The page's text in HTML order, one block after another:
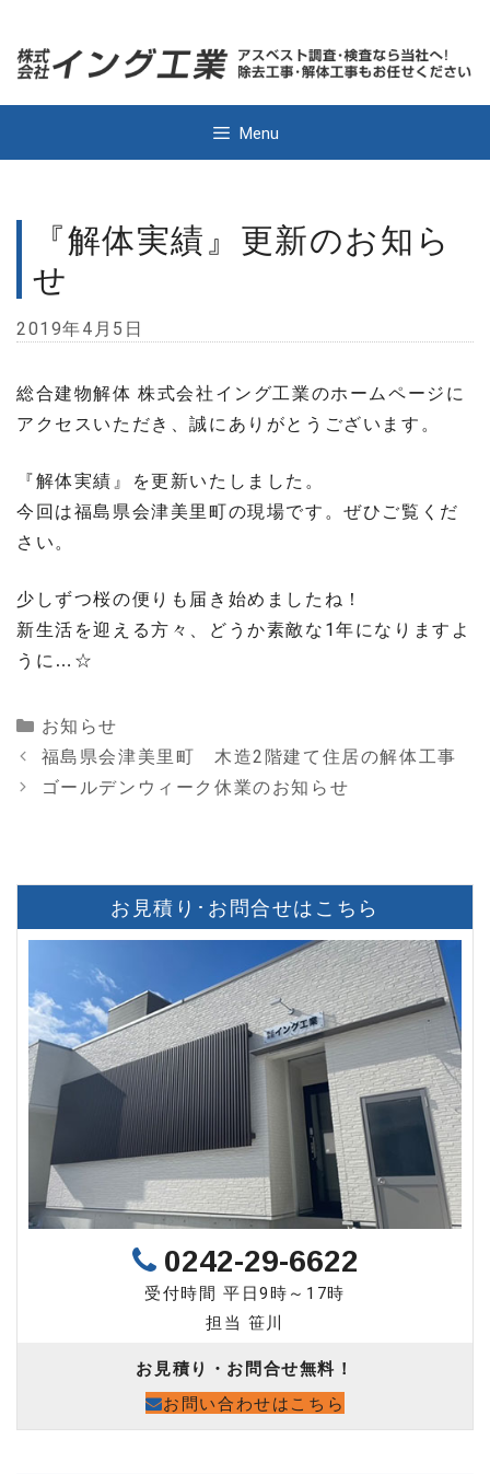
content
Menu
『解体実績』更新のお知ら
せ
2019年4月5日
総合建物解体 株式会社イング工業のホームページに
アクセスいただき、誠にありがとうございます。
『解体実績』を更新いたしました。
今回は福島県会津美里町の現場です。ぜひご覧くだ
さい。
少しずつ桜の便りも届き始めましたね！
新生活を迎える方々、どうか素敵な1年になりますよ
うに…☆
Categories
お知らせ
福島県会津美里町 木造2階建て住居の解体工事
ゴールデンウィーク休業のお知らせ
お見積り･お問合せはこちら
0242-29-6622
受付時間 平日9時～17時
担当 笹川
お見積り・お問合せ無料！
お問い合わせはこちら